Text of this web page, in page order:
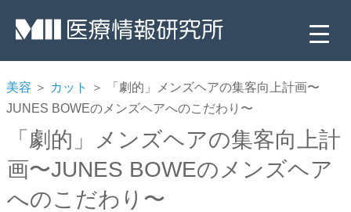
美容 ＞ カット
＞ 「劇的」メンズヘアの集客向上計画〜
JUNES BOWEのメンズヘアへのこだわり〜
「劇的」メンズヘアの集客向上計
画〜JUNES BOWEのメンズヘア
へのこだわり〜